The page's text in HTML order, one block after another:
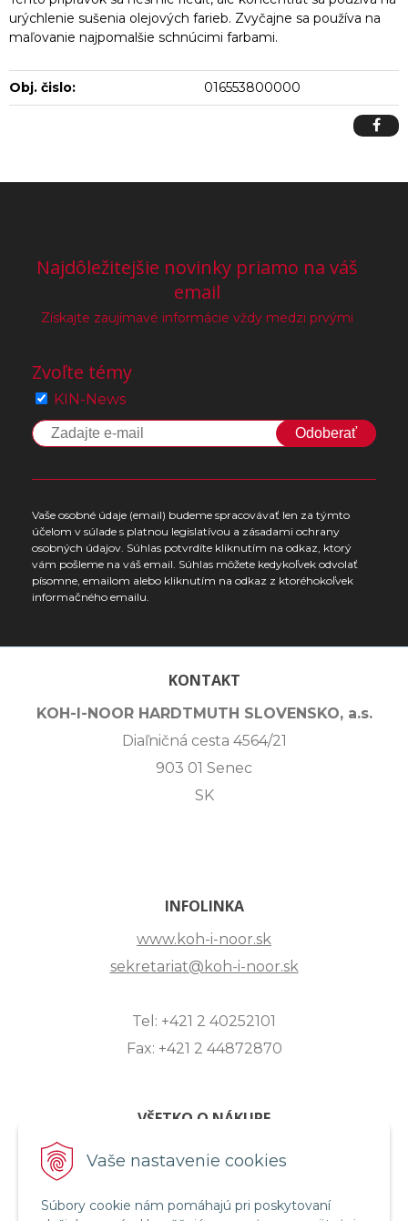
Vaše nastavenie cookies
Súbory cookie nám pomáhajú pri poskytovaní
urýchlenie sušenia olejových farieb. Zvyčajne sa používa na
maľovanie najpomalšie schnúcimi farbami.
Obj. čislo: 016553800000
Najdôležitejšie novinky priamo na váš
email
Získajte zaujímavé informácie vždy medzi prvými
Zvoľte témy
KIN-News
Odoberať
Vaše osobné údaje (email) budeme spracovávať len za týmto
účelom v súlade s platnou legislatívou a zásadami ochrany
osobných údajov. Súhlas potvrdíte kliknutím na odkaz, ktorý
vám pošleme na váš email. Súhlas môžete kedykoľvek odvolať
písomne, emailom alebo kliknutím na odkaz z ktoréhokoľvek
informačného emailu.
KONTAKT
KOH-I-NOOR HARDTMUTH SLOVENSKO, a.s.
Diaľničná cesta 4564/21
903 01 Senec
SK
INFOLINKA
www.koh-i-noor.sk
sekretariat@koh-i-noor.sk
Tel: +421 2 40252101
Fax: +421 2 44872870
VŠETKO O NÁKUPE
ZASLANIE OTÁZKY
OBCHODNÉ PODMIENKY